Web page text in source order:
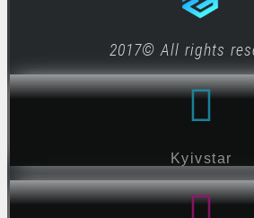
2017© All rights
Kyivstar